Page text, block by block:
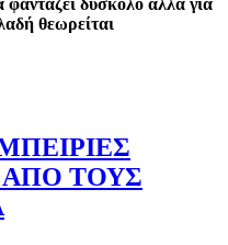
θεωρείται
ΤΟΥΣ